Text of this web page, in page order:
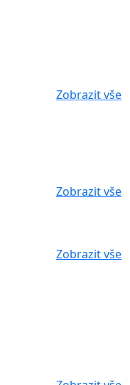
Zobrazit vše
Zobrazit vše
Zobrazit vše